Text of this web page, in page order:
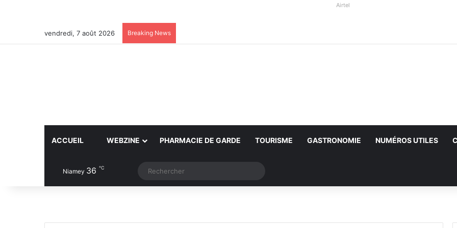
Airtel
vendredi, 7 août 2026 Breaking News
ACCUEIL WEBZINE PHARMACIE DE GARDE TOURISME GASTRONOMIE NUMÉROS UTILES
Niamey 36 ℃ Article Aléatoire
Switch skin